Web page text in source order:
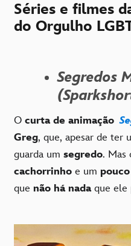
Séries e filmes
do Orgulho
Segredos
O curta de animação
Greg, que, apesar de ter
guarda um segredo. Mas
cachorrinho e um
que não há nadaque ele